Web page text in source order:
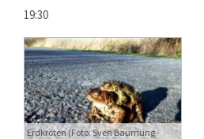
19:30
Erdkröten (Foto: Sven Baumung -